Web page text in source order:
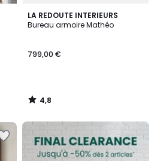
LA REDOUTE INTERIEURS
Bureau armoire Mathéo
799,00 €
4,8
/ 5
4,8
/
FINAL
CLEARANCE